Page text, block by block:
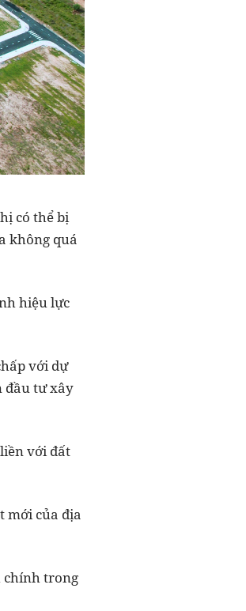
có thể bị
không quá
hiệu lực
với dự
đầu tư xây
với đất
mới của địa
chính trong